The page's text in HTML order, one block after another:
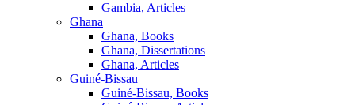
Gambia, Articles
Ghana
Ghana, Books
Ghana, Dissertations
Ghana, Articles
Guiné-Bissau
Guiné-Bissau, Books